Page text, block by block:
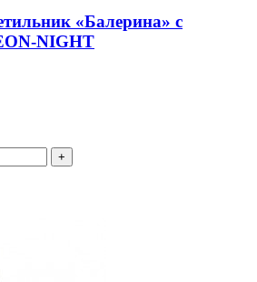
«Балерина» с
NIGHT